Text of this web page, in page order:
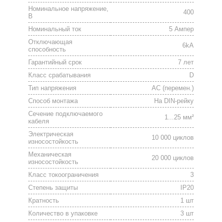
Номинальное напряжение,
В
400
Номинальный ток
5 Ампер
Отключающая
способность
6kA
Гарантийный срок
7 лет
Класс срабатывания
D
Тип напряжения
АС (перемен.)
Способ монтажа
На DIN-рейку
Сечение подключаемого
кабеля
1...25 мм²
Электрическая
износостойкость
10 000 циклов
Механическая
износостойкость
20 000 циклов
Класс токоограничения
3
Степень защиты
IP20
Кратность
1 шт
Количество в упаковке
3 шт